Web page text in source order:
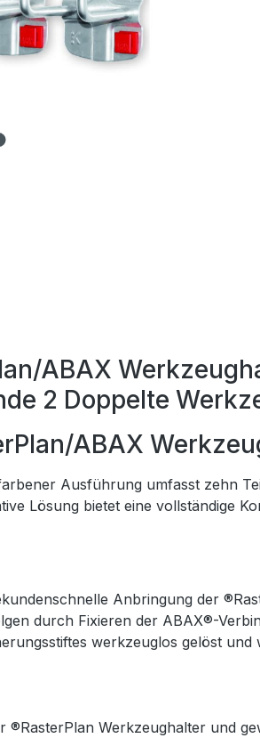
ABAX
2 Doppelte
ABAX
Ausführung umfasst zehn
Lösung bietet eine vollständige
Anbringung der
durch Fixieren der ABAX®-
werkzeuglos gelöst und
Werkzeughalter und